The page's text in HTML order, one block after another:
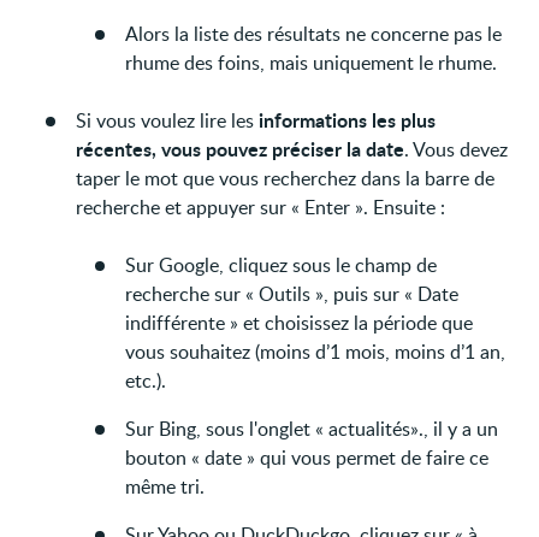
Alors la liste des résultats ne concerne pas le
rhume des foins, mais uniquement le rhume.
Si vous voulez lire lesinformations les plus
récentes, vous pouvez préciser la date. Vous devez
taper le mot que vous recherchez dans la barre de
recherche et appuyer sur « Enter ». Ensuite :
Sur Google, cliquez sous le champ de
recherche sur « Outils », puis sur « Date
indifférente » et choisissez la période que
vous souhaitez (moins d’1 mois, moins d’1 an,
etc.).
Sur Bing, sous l'onglet « actualités»., il y a un
bouton « date » qui vous permet de faire ce
même tri.